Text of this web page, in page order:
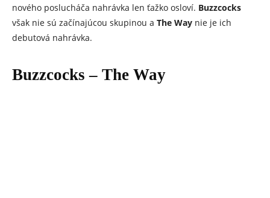
nového poslucháča nahrávka len ťažko osloví. Buzzcocks
však nie sú začínajúcou skupinou a The Way nie je ich
debutová nahrávka.
Buzzcocks – The Way